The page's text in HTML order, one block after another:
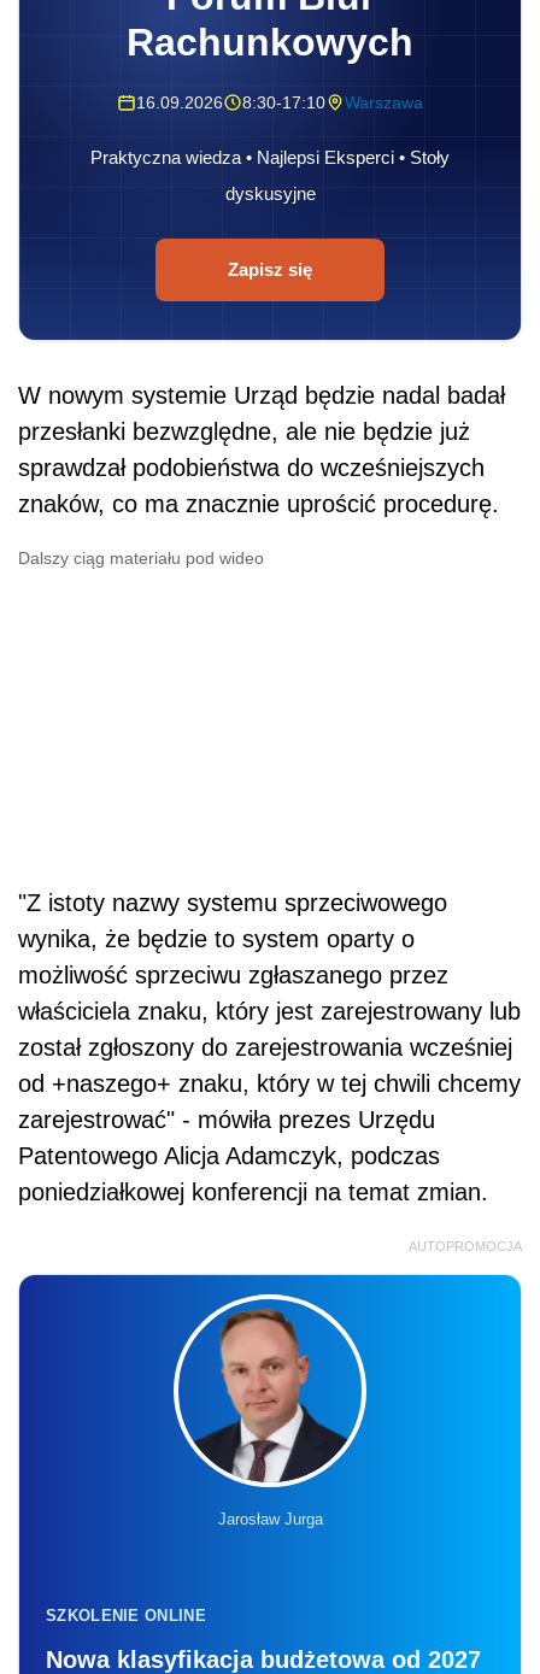
Rachunkowych
16.09.2026 8:30-17:10 Warszawa
Praktyczna wiedza • Najlepsi Eksperci • Stoły
dyskusyjne
Zapisz się
W nowym systemie Urząd będzie nadal badał
przesłanki bezwzględne, ale nie będzie już
sprawdzał podobieństwa do wcześniejszych
znaków, co ma znacznie uprościć procedurę.
Dalszy ciąg materiału pod wideo
"Z istoty nazwy systemu sprzeciwowego
wynika, że będzie to system oparty o
możliwość sprzeciwu zgłaszanego przez
właściciela znaku, który jest zarejestrowany lub
został zgłoszony do zarejestrowania wcześniej
od +naszego+ znaku, który w tej chwili chcemy
zarejestrować" - mówiła prezes Urzędu
Patentowego Alicja Adamczyk, podczas
poniedziałkowej konferencji na temat zmian.
AUTOPROMOCJA
Jarosław Jurga
SZKOLENIE ONLINE
Nowa klasyfikacja budżetowa od 2027